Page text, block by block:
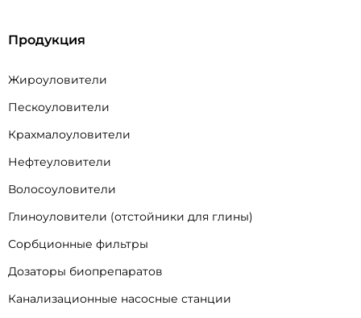
Продукция
Жироуловители
Пескоуловители
Крахмалоуловители
Нефтеуловители
Волосоуловители
Глиноуловители (отстойники для глины)
Сорбционные фильтры
Дозаторы биопрепаратов
Канализационные насосные станции